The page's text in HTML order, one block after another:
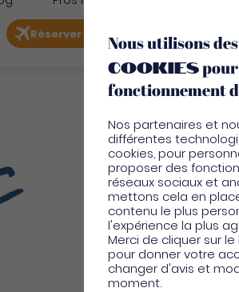
Réserver mon vol Je suis sur
Nous utilisons des
cookies
fonctionnement
Nos partenaires et
différentes
cookies, pour
proposer des
réseaux sociaux et
mettons cela en
contenu le plus
l'expérience la plus
Merci de cliquer sur
pour donner votre
changer d'avis et
moment.